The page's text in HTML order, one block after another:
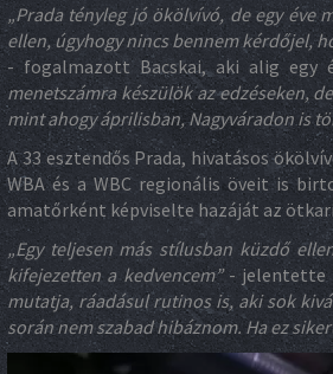
„Prada tényleg jó ökölvívó, de egy éve
ellen, úgyhogy nincs bennem kérdőjel,
- fogalmazott Bacskai, aki alig egy
menetszámra készülök az edzéseken,
mint ahogy áprilisban, Nagyváradon is
A 33 esztendős Prada, hivatásos
WBA és a WBC regionális öveit is
amatőrként képviselte hazáját az
„Egy teljesen más stílusban küzdő
kifejezetten a kedvencem”- jelentette
mutatja, ráadásul rutinos is, aki sok
során nem szabad hibáznom. Ha ez